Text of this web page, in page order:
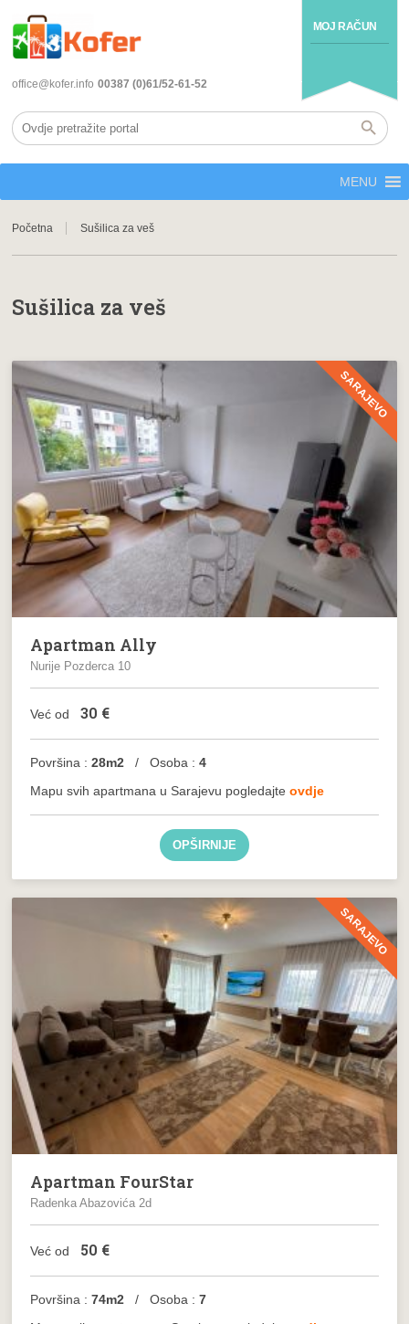
MOJ RAČUN
office@kofer.info 00387 (0)61/52-61-52
MENU
Početna Sušilica za veš
Sušilica za veš
SARAJEVO
Apartman Ally
Nurije Pozderca 10
Već od 30 €
Površina : 28m2 / Osoba :4
Mapu svih apartmana u Sarajevu pogledajteovdje
OPŠIRNIJE
SARAJEVO
Apartman FourStar
Radenka Abazovića 2d
Već od 50 €
Površina : 74m2 / Osoba :7